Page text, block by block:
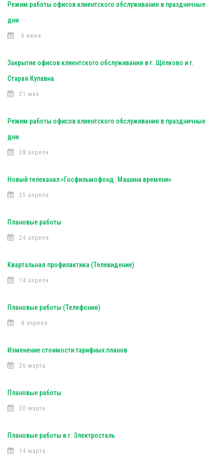
Режим работы офисов клиентского обслуживания в праздничные
дни
6 июня
Закрытие офисов клиентского обслуживания в г. Щёлково и г.
Старая Купавна
21 мая
Режим работы офисов клиентского обслуживания в праздничные
дни
28 апреля
Новый телеканал «Госфильмофонд. Машина времени»
25 апреля
Плановые работы
24 апреля
Квартальная профилактика (Телевидение)
14 апреля
Плановые работы (Телефония)
8 апреля
Изменение стоимости тарифных планов
26 марта
Плановые работы
20 марта
Плановые работы в г. Электросталь
14 марта